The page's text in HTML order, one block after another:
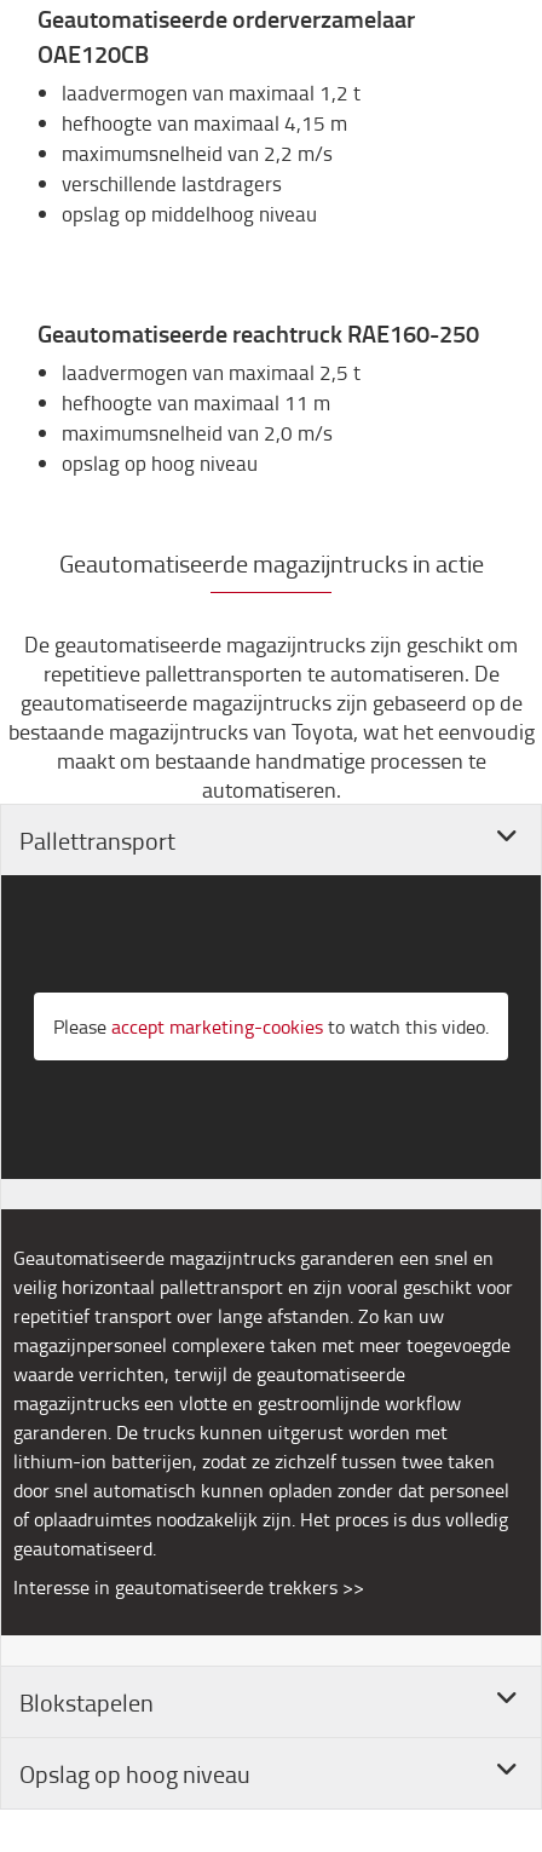
Geautomatiseerde orderverzamelaar
OAE120CB
laadvermogen van maximaal 1,2 t
hefhoogte van maximaal 4,15 m
maximumsnelheid van 2,2 m/s
verschillende lastdragers
opslag op middelhoog niveau
Geautomatiseerde reachtruck RAE160-250
laadvermogen van maximaal 2,5 t
hefhoogte van maximaal 11 m
maximumsnelheid van 2,0 m/s
opslag op hoog niveau
Geautomatiseerde magazijntrucks in actie
De geautomatiseerde magazijntrucks zijn geschikt om
repetitieve pallettransporten te automatiseren. De
geautomatiseerde magazijntrucks zijn gebaseerd op de
bestaande magazijntrucks van Toyota, wat het eenvoudig
maakt om bestaande handmatige processen te
automatiseren.
Pallettransport
Pleaseaccept marketing-cookiesto watch this video.
Geautomatiseerde magazijntrucks garanderen een snel en
veilig horizontaal pallettransport en zijn vooral geschikt voor
repetitief transport over lange afstanden. Zo kan uw
magazijnpersoneel complexere taken met meer toegevoegde
waarde verrichten, terwijl de geautomatiseerde
magazijntrucks een vlotte en gestroomlijnde workflow
garanderen. De trucks kunnen uitgerust worden met
lithium-ion batterijen, zodat ze zichzelf tussen twee taken
door snel automatisch kunnen opladen zonder dat personeel
of oplaadruimtes noodzakelijk zijn. Het proces is dus volledig
geautomatiseerd.
Interesse in geautomatiseerde trekkers >>
Blokstapelen
Opslag op hoog niveau